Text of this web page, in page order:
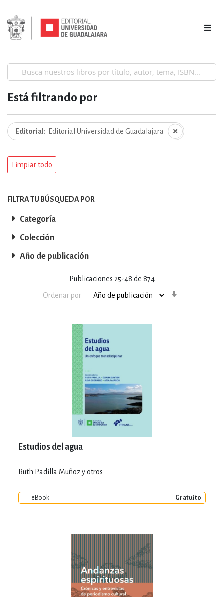
Publicaciones 25-48 de 874
Ordenar por
Estudios del agua
Ruth Padilla Muñoz y otros
eBook Gratuito
Está filtrando por
Editorial Editorial Universidad de Guadalajara
Limpiar todo
FILTRA TU BÚSQUEDA POR
Categoría
Colección
Año de publicación